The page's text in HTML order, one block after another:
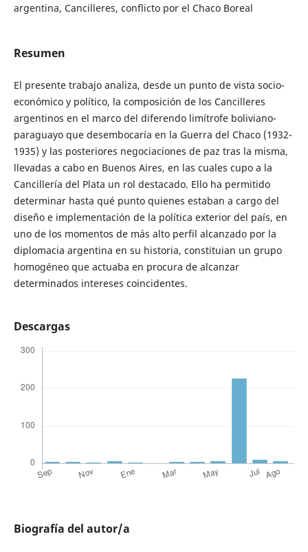
argentina, Cancilleres, conflicto por el Chaco Boreal
Resumen
El presente trabajo analiza, desde un punto de vista socio-
económico y político, la composición de los Cancilleres
argentinos en el marco del diferendo limítrofe boliviano-
paraguayo que desembocaría en la Guerra del Chaco (1932-
1935) y las posteriores negociaciones de paz tras la misma,
llevadas a cabo en Buenos Aires, en las cuales cupo a la
Cancillería del Plata un rol destacado. Ello ha permitido
determinar hasta qué punto quienes estaban a cargo del
diseño e implementación de la política exterior del país, en
uno de los momentos de más alto perfil alcanzado por la
diplomacia argentina en su historia, constituian un grupo
homogéneo que actuaba en procura de alcanzar
determinados intereses coincidentes.
Descargas
Biografía del autor/a